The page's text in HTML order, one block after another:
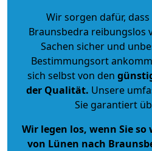
Wir sorgen dafür,
Braunsbedra reibungslos
Sachen sicher und
Bestimmungsort
sich selbst von den
der Qualität. Unsere
Sie garantiert
Wir legen los, wenn Sie
von Lünen nach